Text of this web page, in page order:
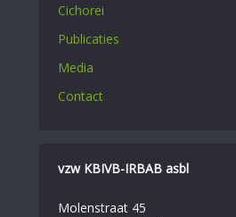
Cichorei
Publicaties
Media
Contact
vzw KBIVB-IRBAB asbl
Molenstraat 45